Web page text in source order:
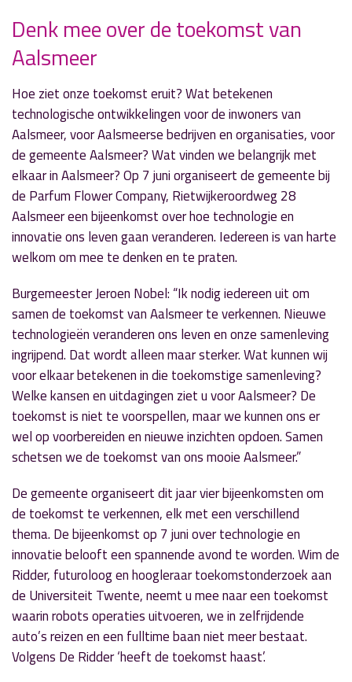
« Vorig nieuwsbericht
RKDES en FC Aalsmeer maken beiden nog kans
op promotie
16 mei 2017
» Volgend nieuwsbericht
Structuurvisie Landelijk Gebied Oost in de Raad
18 mei 2017
Denk mee over de toekomst van
Aalsmeer
Hoe ziet onze toekomst eruit? Wat betekenen
technologische ontwikkelingen voor de inwoners van
Aalsmeer, voor Aalsmeerse bedrijven en organisaties, voor
de gemeente Aalsmeer? Wat vinden we belangrijk met
elkaar in Aalsmeer? Op 7 juni organiseert de gemeente bij
de Parfum Flower Company, Rietwijkeroordweg 28
Aalsmeer een bijeenkomst over hoe technologie en
innovatie ons leven gaan veranderen. Iedereen is van harte
welkom om mee te denken en te praten.
Burgemeester Jeroen Nobel: “Ik nodig iedereen uit om
samen de toekomst van Aalsmeer te verkennen. Nieuwe
technologieën veranderen ons leven en onze samenleving
ingrijpend. Dat wordt alleen maar sterker. Wat kunnen wij
voor elkaar betekenen in die toekomstige samenleving?
Welke kansen en uitdagingen ziet u voor Aalsmeer? De
toekomst is niet te voorspellen, maar we kunnen ons er
wel op voorbereiden en nieuwe inzichten opdoen. Samen
schetsen we de toekomst van ons mooie Aalsmeer.”
De gemeente organiseert dit jaar vier bijeenkomsten om
de toekomst te verkennen, elk met een verschillend
thema. De bijeenkomst op 7 juni over technologie en
innovatie belooft een spannende avond te worden. Wim de
Ridder, futuroloog en hoogleraar toekomstonderzoek aan
de Universiteit Twente, neemt u mee naar een toekomst
waarin robots operaties uitvoeren, we in zelfrijdende
auto’s reizen en een fulltime baan niet meer bestaat.
Volgens De Ridder ‘heeft de toekomst haast’.